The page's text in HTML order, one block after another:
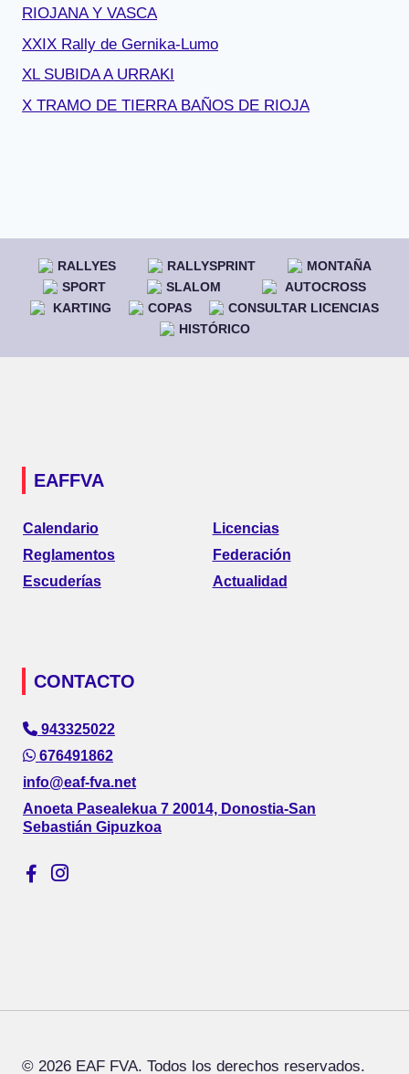
RIOJANA Y VASCA
XXIX Rally de Gernika-Lumo
XL SUBIDA A URRAKI
X TRAMO DE TIERRA BAÑOS DE RIOJA
RALLYES RALLYSPRINT
MONTAÑA
SPORT
SLALOM
AUTOCROSS
KARTING
COPAS
CONSULTAR LICENCIAS
HISTÓRICO
EAFFVA
Calendario
Reglamentos
Escuderías
Licencias
Federación
Actualidad
CONTACTO
943325022
676491862
info@eaf-fva.net
Anoeta Pasealekua 7 20014, Donostia-San
Sebastián Gipuzkoa
© 2026 EAF FVA. Todos los derechos reservados.